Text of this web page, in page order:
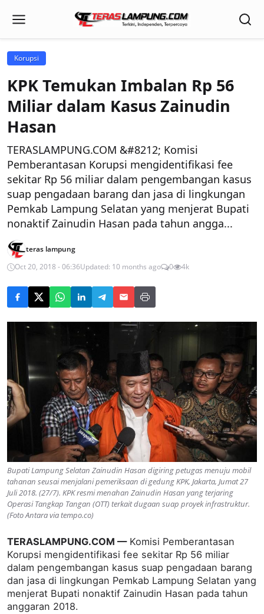
Korupsi
KPK Temukan Imbalan Rp 56
Miliar dalam Kasus Zainudin
Hasan
TERASLAMPUNG.COM &#8212; Komisi
Pemberantasan Korupsi mengidentifikasi fee
sekitar Rp 56 miliar dalam pengembangan kasus
suap pengadaan barang dan jasa di lingkungan
Pemkab Lampung Selatan yang menjerat Bupati
nonaktif Zainudin Hasan pada tahun angga...
teras lampung
Oct 20, 2018 - 06:36Updated: 10 months ago 0 4k
Bupati Lampung Selatan Zainudin Hasan digiring petugas menuju mobil
tahanan seusai menjalani pemeriksaan di gedung KPK, Jakarta, Jumat 27
Juli 2018. (27/7). KPK resmi menahan Zainudin Hasan yang terjaring
Operasi Tangkap Tangan (OTT) terkait dugaan suap proyek infrastruktur.
(Foto Antara via tempo.co)
TERASLAMPUNG.COM —Komisi Pemberantasan
Korupsi mengidentifikasi fee sekitar Rp 56 miliar
dalam pengembangan kasus suap pengadaan barang
dan jasa di lingkungan Pemkab Lampung Selatan yang
menjerat Bupati nonaktif Zainudin Hasan pada tahun
anggaran 2018.